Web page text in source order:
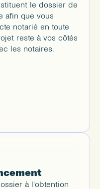
le dossier de
afin que vous
notarié en toute
reste à vos côtés
les notaires.
à l'obtention